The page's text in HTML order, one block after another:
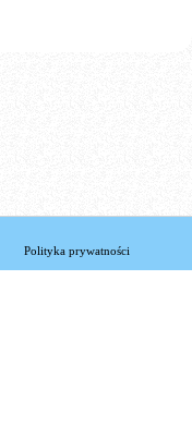
Polityka prywatności